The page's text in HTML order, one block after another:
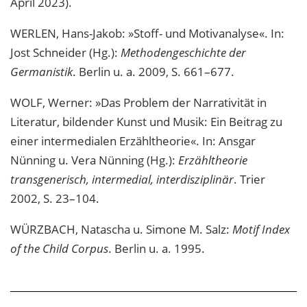
WERLEN, Hans-Jakob: »Stoff- und Motivanalyse«. In:
Jost Schneider (Hg.): Methodengeschichte der
Germanistik. Berlin u. a. 2009, S. 661–677.
WOLF, Werner: »Das Problem der Narrativität in
Literatur, bildender Kunst und Musik: Ein Beitrag zu
einer intermedialen Erzähltheorie«. In: Ansgar
Nünning u. Vera Nünning (Hg.): Erzähltheorie
transgenerisch, intermedial, interdisziplinär. Trier
2002, S. 23–104.
WÜRZBACH, Natascha u. Simone M. Salz: Motif Index
of the Child Corpus. Berlin u. a. 1995.